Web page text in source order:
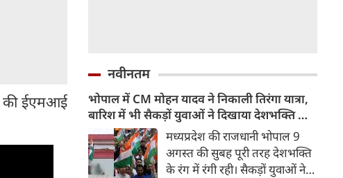
की ईएमआई
नवीनतम
भोपाल में CM मोहन यादव ने निकाली तिरंगा यात्रा,
बारिश में भी सैकड़ों युवाओं ने दिखाया देशभक्ति का
जज्बा
मध्यप्रदेश की राजधानी भोपाल 9
अगस्त की सुबह पूरी तरह देशभक्ति
के रंग में रंगी रही। सैकड़ों युवाओं ने